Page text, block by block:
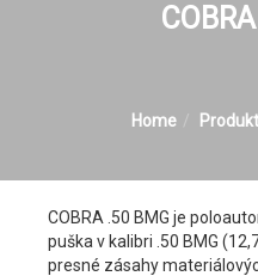
Home Produkt
COBRA .50 BMG je
puška v kalibri .50 BMG
presné zásahy